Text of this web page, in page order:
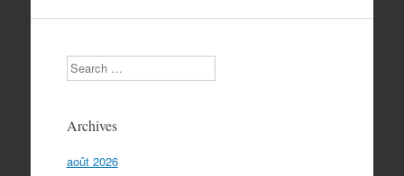
Search
Archives
août 2026